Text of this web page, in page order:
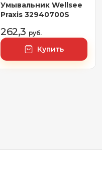
Умывальник Wellsee
Praxis 32940700S
262,3 руб.
Купить